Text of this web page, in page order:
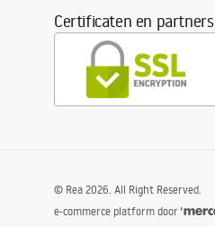
Certificaten en partners
© Rea 2026. All Right Reserved.
e-commerce platform door